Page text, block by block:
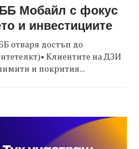
Мобайл с фокус
и инвестициите
отваря достъп до
Клиентите на ДЗИ
и покрития...